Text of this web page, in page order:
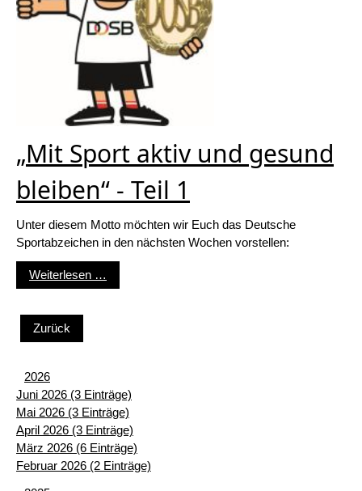
„Mit Sport aktiv und gesund
bleiben“ - Teil 1
Unter diesem Motto möchten wir Euch das Deutsche
Sportabzeichen in den nächsten Wochen vorstellen:
Weiterlesen …
Zurück
2026
Juni 2026 (3 Einträge)
Mai 2026 (3 Einträge)
April 2026 (3 Einträge)
März 2026 (6 Einträge)
Februar 2026 (2 Einträge)